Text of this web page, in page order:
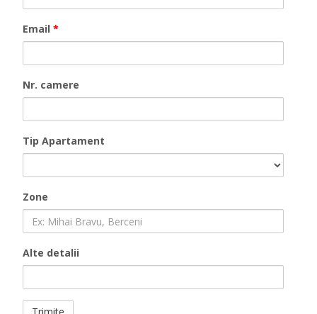
Email *
Nr. camere
Tip Apartament
Zone
Alte detalii